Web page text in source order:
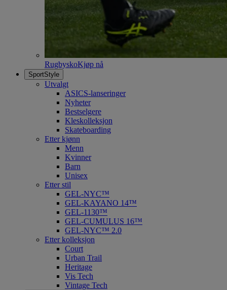
RugbyskoKjøp nå
SportStyle
Utvalgt
ASICS-lanseringer
Nyheter
Bestselgere
Kleskolleksjon
Skateboarding
Etter kjønn
Menn
Kvinner
Barn
Unisex
Etter stil
GEL-NYC™
GEL-KAYANO 14™
GEL-1130™
GEL-CUMULUS 16™
GEL-NYC™ 2.0
Etter kolleksjon
Court
Urban Trail
Heritage
Vis Tech
Vintage Tech